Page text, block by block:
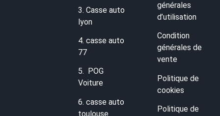
3.Casse auto
lyon
4.casse auto
77
5.
POG
Voiture
6.casse auto
toulouse
générales
d’utilisation
Condition
générales de
vente
Politique de
cookies
Politique de